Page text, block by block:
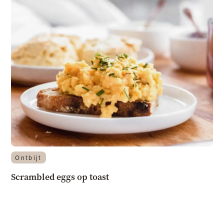
Ontbijt
Scrambled eggs op toast